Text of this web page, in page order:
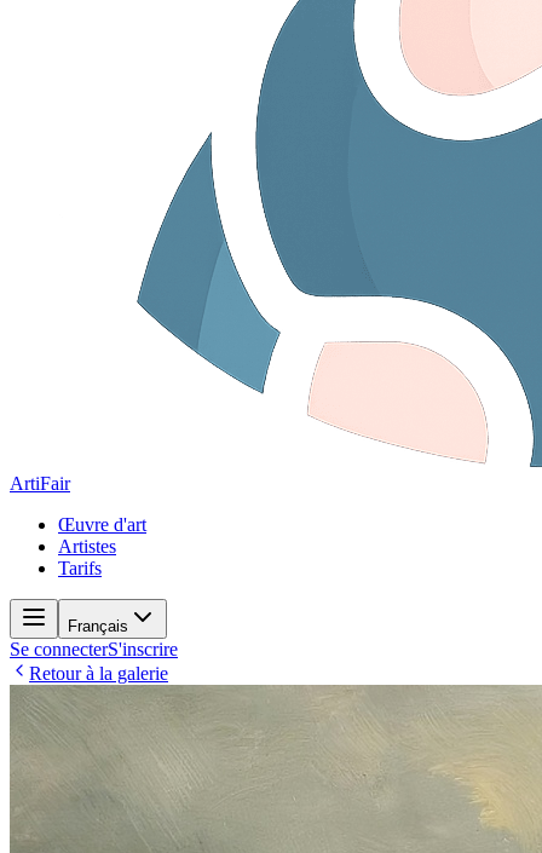
ArtiFair
Œuvre d'art
Artistes
Tarifs
Français
Se connecterS'inscrire
Retour à la galerie